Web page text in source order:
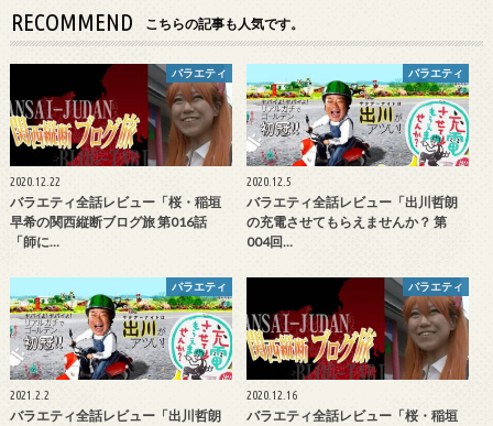
RECOMMEND こちらの記事も人気です。
バラエティ
2020.12.22
バラエティ全話レビュー「桜・稲垣
早希の関西縦断ブログ旅 第016話
「師に…
バラエティ
2020.12.5
バラエティ全話レビュー「出川哲朗
の充電させてもらえませんか？ 第
004回…
バラエティ
2021.2.2
バラエティ全話レビュー「出川哲朗
バラエティ
2020.12.16
バラエティ全話レビュー「桜・稲垣